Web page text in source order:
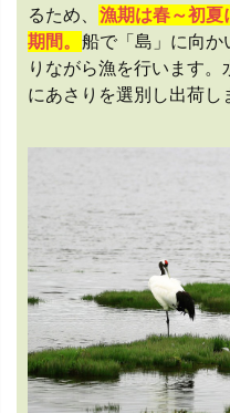
るため、 漁期は春～初夏
期間。 船で「島」に向か
りながら漁を行います
にあさりを選別し出荷し